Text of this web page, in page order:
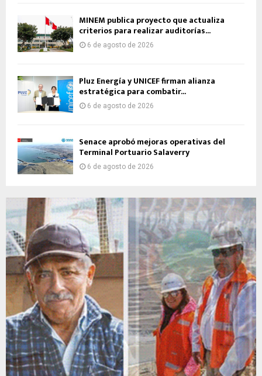
MINEM publica proyecto que actualiza
criterios para realizar auditorías...
6 de agosto de 2026
Pluz Energía y UNICEF firman alianza
estratégica para combatir...
6 de agosto de 2026
Senace aprobó mejoras operativas del
Terminal Portuario Salaverry
6 de agosto de 2026